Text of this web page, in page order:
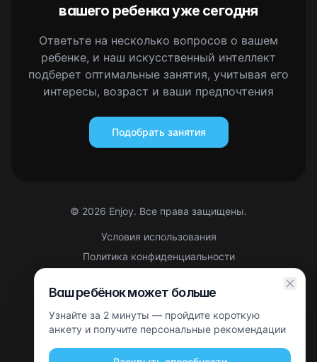
вашего ребенка уже сегодня
Ответьте на несколько вопросов о вашем
ребенке, и наш искусственный интеллект
подберет оптимальные занятия, учитывая его
интересы, возраст и ваши предпочтения
Подобрать занятия
© 2026 Enjoy. Все права защищены.
Условия использования
Политика конфиденциальности
Партнерская оферта
Этот сайт защищен reCAPTCHA. Применяются Политика
конфиденциальности и Условия использования Google.
Ваш ребёнок может больше
Узнайте за 2 минуты — пройдите короткую
анкету и получите персональные рекомендации